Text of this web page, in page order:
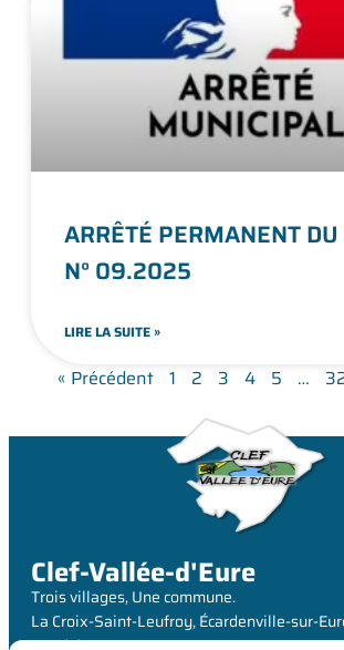
ARRÊTÉ PERMANENT
N° 09.2025
LIRE LA SUITE »
« Précédent 1 2 3 4 5 …
Clef-Vallée-d'Eure
Trois villages, Une commune.
La Croix-Saint-Leufroy, Écardenville-sur-